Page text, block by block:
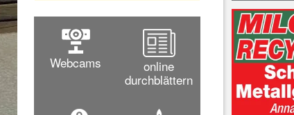
Webcams
online
durchblättern